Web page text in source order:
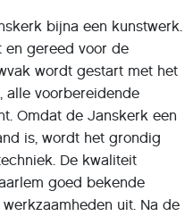
bijna een kunstwerk.
en gereed voor de
wordt gestart met het
alle voorbereidende
Omdat de Janskerk een
is, wordt het grondig
De kwaliteit
goed bekende
uit. Na de